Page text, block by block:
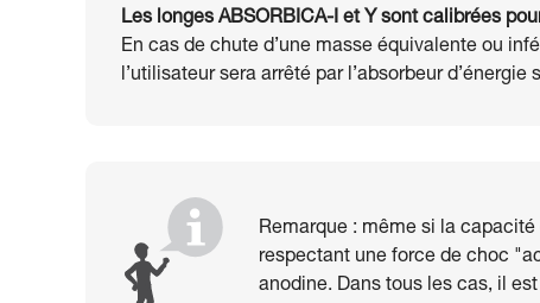
Les longes ABSORBICA-I et Y sont calibrées
En cas de chute d’une masse équivalente ou
l’utilisateur sera arrêté par l’absorbeur
Remarque : même si la capacité
respectant une force de choc
anodine. Dans tous les cas, il